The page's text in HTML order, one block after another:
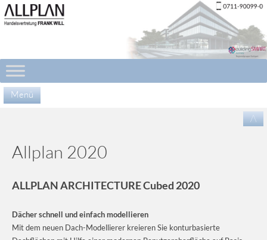
Menü
/\
Allplan 2020
ALLPLAN ARCHITECTURE Cubed 2020
Dächer schnell und einfach modellieren
Mit dem neuen Dach-Modellierer kreieren Sie konturbasierte